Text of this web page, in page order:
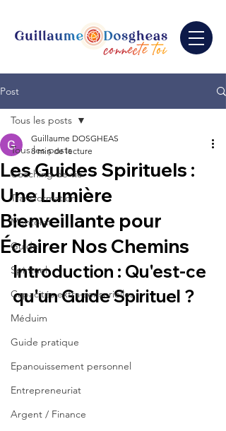
Post
Tous les posts
Coaching de vie
Transformation
Mentorat
Guide
Spirituel
Capacités extra-sensorielles
Méduim
Guide pratique
Epanouissement personnel
Entrepreneuriat
Argent / Finance
Tous les posts
Les Guides Spirituels :
Une Lumière
Bienveillante pour
Éclairer Nos Chemins
Guillaume DOSGHEAS
8 min de lecture
Introduction : Qu'est-ce
qu'un Guide Spirituel ?